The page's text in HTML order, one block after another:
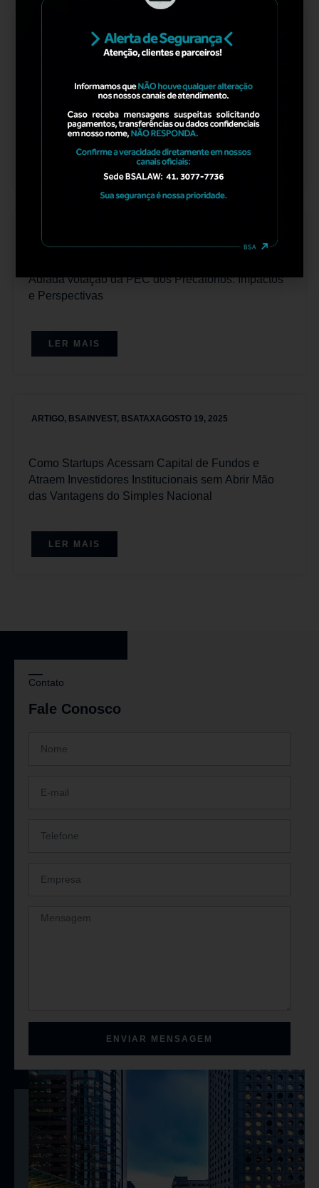
BSATAX AGOSTO 25, 2025
A maior Oportunidade para o seu Negócio está nos
Tributos que Você já Pagou – Descubra Aqui se o
seu Negócio Pode Pedir a Restituição do que foi
pago Equivocadamente.
Adiada votação da PEC dos Precatórios: Impactos
e Perspectivas
LER MAIS
ARTIGO, BSAINVEST, BSATAXAGOSTO 19, 2025
Como Startups Acessam Capital de Fundos e
Atraem Investidores Institucionais sem Abrir Mão
das Vantagens do Simples Nacional
LER MAIS
Contato
Fale Conosco
ENVIAR MENSAGEM